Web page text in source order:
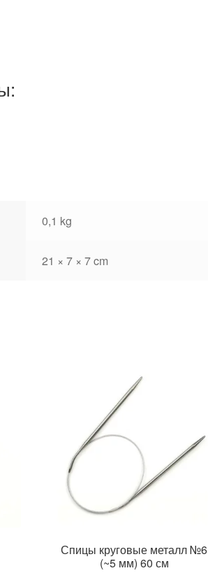
0,1 kg
21 × 7 × 7 cm
Спицы круговые металл №6
(~5 мм) 60 см